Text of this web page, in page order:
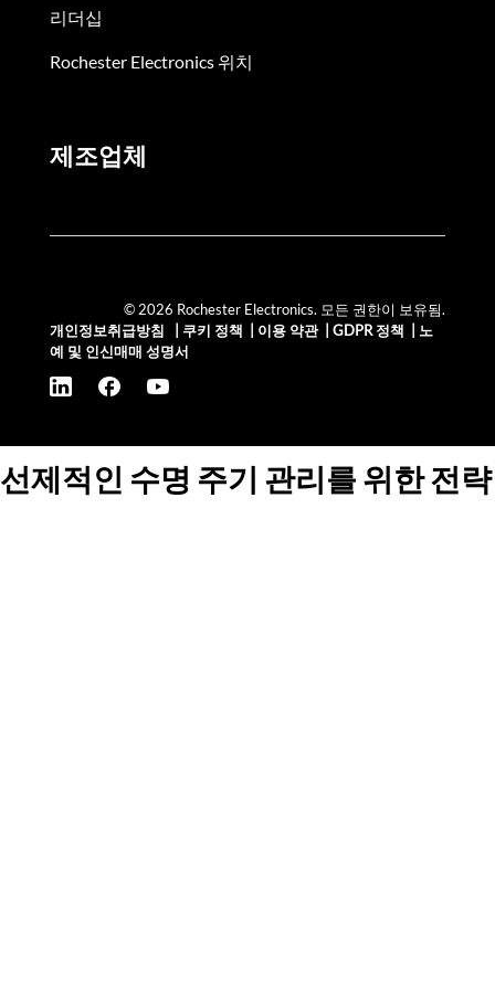
리더십
Rochester Electronics 위치
제조업체
© 2026 Rochester Electronics. 모든 권한이 보유됨.
개인정보취급방침
쿠키 정책 이용 약관| GDPR 정책
노
예 및 인신매매 성명서
선제적인 수명 주기 관리를 위한 전략